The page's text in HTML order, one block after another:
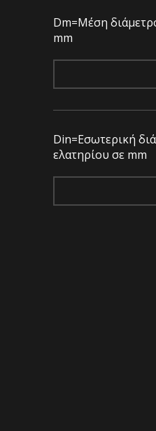
Dm=Μέση
mm
Din=Εσωτερική
ελατηρίου σε mm